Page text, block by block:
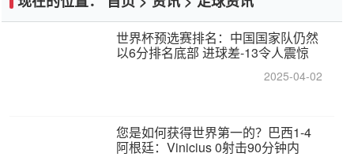
世界杯预选赛排名：中国国家队仍然
以6分排名底部 进球差-13令人震惊
2025-04-02
您是如何获得世界第一的？巴西1-4
阿根廷：Vinicius 0射击90分钟内